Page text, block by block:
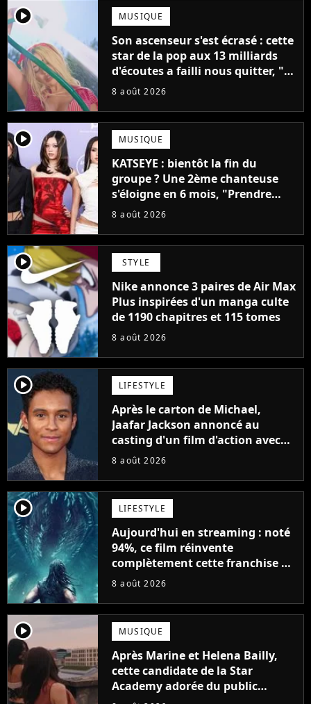
player2 MUSIQUE
Son ascenseur s'est écrasé : cette
star de la pop aux 13 milliards
d'écoutes a failli nous quitter, "Je
pensais ne plus jamais chanter"
8 août 2026
player2 MUSIQUE
KATSEYE : bientôt la fin du
groupe ? Une 2ème chanteuse
s'éloigne en 6 mois, "Prendre
cette décision n’a pas été facile"
8 août 2026
player2 STYLE
Nike annonce 3 paires de Air Max
Plus inspirées d'un manga culte
de 1190 chapitres et 115 tomes
8 août 2026
player2 LIFESTYLE
Après le carton de Michael,
Jaafar Jackson annoncé au
casting d'un film d'action avec
Will Smith
8 août 2026
player2 LIFESTYLE
Aujourd'hui en streaming : noté
94%, ce film réinvente
complètement cette franchise de
science-fiction vieille de 40 ans
8 août 2026
player2 MUSIQUE
Après Marine et Helena Bailly,
cette candidate de la Star
Academy adorée du public